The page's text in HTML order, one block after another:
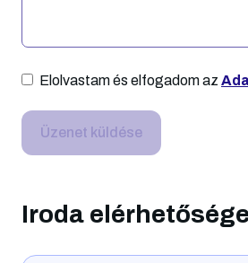
Elolvastam és elfogadom az
Üzenet küldése
Iroda